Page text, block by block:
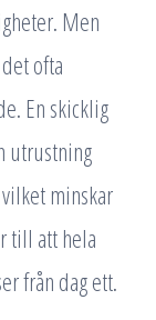
Men
ofta
En skicklig
utrustning
minskar
till att hela
från dag ett.